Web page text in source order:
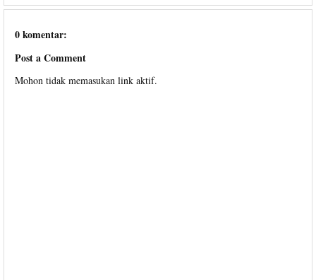
0 komentar:
Post a Comment
Mohon tidak memasukan link aktif.